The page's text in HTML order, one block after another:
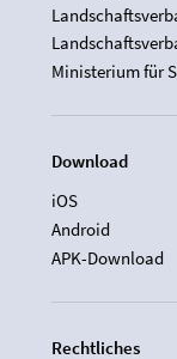
Ministerium für
Download
iOS
Android
APK-Download
Rechtliches